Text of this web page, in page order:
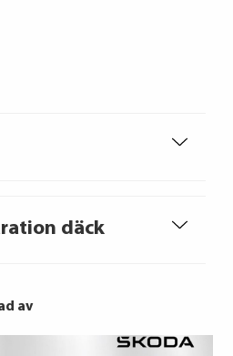
däck
kan betala tillbaka skulden i
vänd dig till budget- och
av